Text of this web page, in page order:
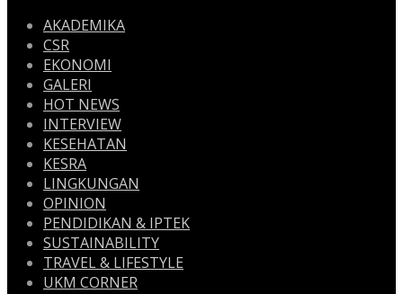
AKADEMIKA
CSR
EKONOMI
GALERI
HOT NEWS
INTERVIEW
KESEHATAN
KESRA
LINGKUNGAN
OPINION
PENDIDIKAN & IPTEK
SUSTAINABILITY
TRAVEL & LIFESTYLE
UKM CORNER